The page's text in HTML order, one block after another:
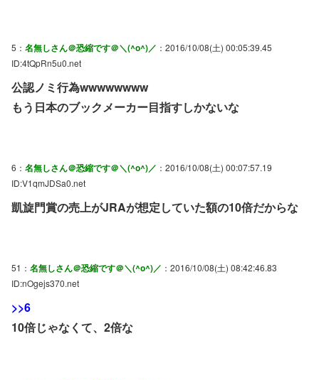
5： 名無しさん＠恐縮です＠＼(^o^)／ ：2016/10/08(土) 00:05:39.45
ID:4tQpRn5u0.net
公認ノミ行為wwwwwwww
もう日本のブックメーカー目指すしかないな
6： 名無しさん＠恐縮です＠＼(^o^)／ ：2016/10/08(土) 00:07:57.19
ID:V1qmJDSa0.net
凱旋門賞の売上がJRAが想定していた額の10倍だからな
51： 名無しさん＠恐縮です＠＼(^o^)／ ：2016/10/08(土) 08:42:46.83
ID:nOgejs370.net
>>6
10倍じゃなくて、2倍な